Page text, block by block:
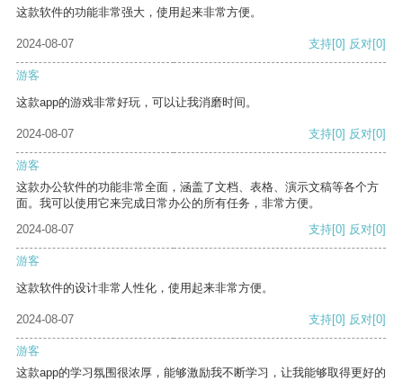
这款软件的功能非常强大，使用起来非常方便。
2024-08-07 支持[0] 反对[0]
游客
这款app的游戏非常好玩，可以让我消磨时间。
2024-08-07 支持[0] 反对[0]
游客
这款办公软件的功能非常全面，涵盖了文档、表格、演示文稿等各个方
面。我可以使用它来完成日常办公的所有任务，非常方便。
2024-08-07
支持[0] 反对[0]
游客
这款软件的设计非常人性化，使用起来非常方便。
2024-08-07 支持[0] 反对[0]
游客
这款app的学习氛围很浓厚，能够激励我不断学习，让我能够取得更好的